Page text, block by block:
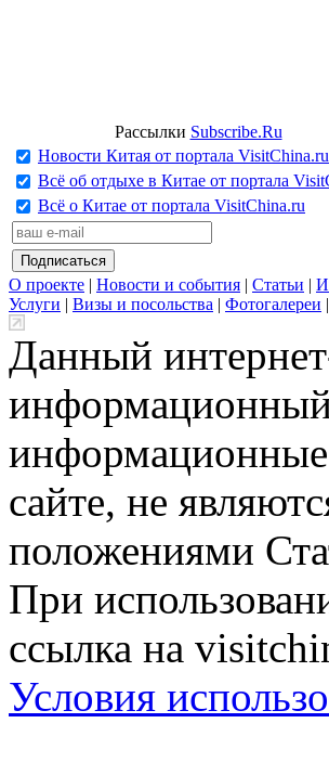
Рассылки Subscribe.Ru
Новости Китая от портала VisitChina.ru
Всё об отдыхе в Китае от портала
Всё о Китае от портала VisitChina.ru
О проекте | Новости и события | Статьи |
Услуги | Визы и посольства | Фотогалереи |
Данный
информационный
сайте, не
положениями
При
ссылка на
Условия